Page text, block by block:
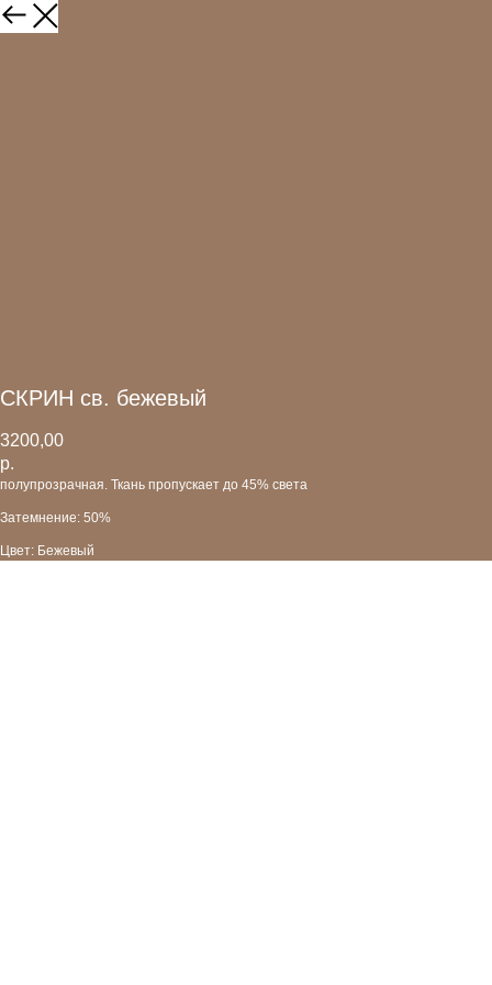
СКРИН св. бежевый
3200,00
р.
полупрозрачная. Ткань пропускает до 45% света
Затемнение: 50%
Цвет: Бежевый